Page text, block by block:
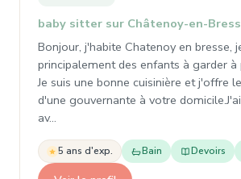
baby sitter sur Châtenoy-en-
Bonjour, j'habite Chatenoy en bresse,
principalement des enfants à garder à
Je suis une bonne cuisinière et j'offre
d'une gouvernante à votre
av…
5 ans d'exp. Bain Devoirs